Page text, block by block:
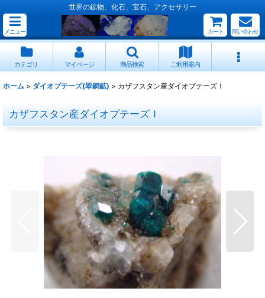
世界の鉱物、化石、宝石、アクセサリー
メニュー カート 問い合わせ
カテゴリ マイページ 商品検索 ご利用案内
ホーム > ダイオプテーズ(翠銅鉱) > カザフスタン産ダイオプテーズＩ
カザフスタン産ダイオプテーズＩ